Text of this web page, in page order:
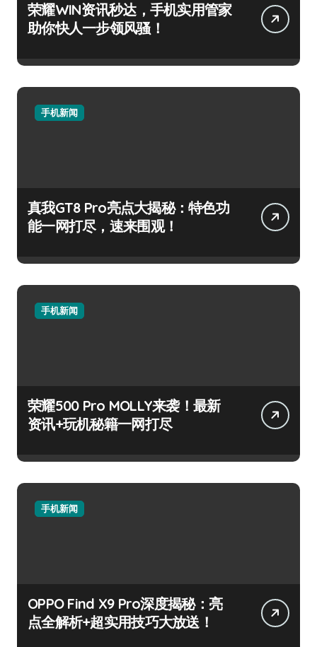
荣耀WIN资讯秒达，手机实用管家
助你快人一步领风骚！
手机新闻
真我GT8 Pro亮点大揭秘：特色功
能一网打尽，速来围观！
手机新闻
荣耀500 Pro MOLLY来袭！最新
资讯+玩机秘籍一网打尽
手机新闻
OPPO Find X9 Pro深度揭秘：亮
点全解析+超实用技巧大放送！